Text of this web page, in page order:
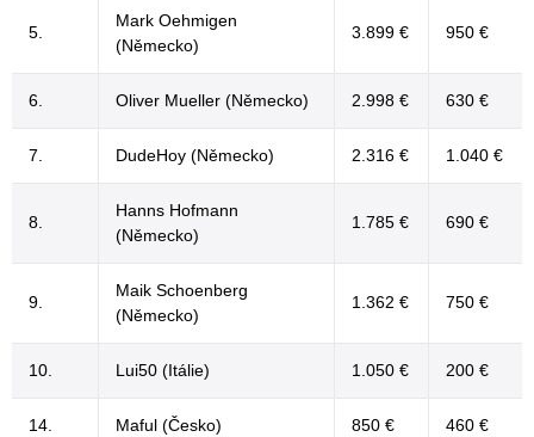
5.
Mark Oehmigen
(Německo)
3.899 € 950 €
6. Oliver Mueller (Německo) 2.998 € 630 €
7. DudeHoy (Německo) 2.316 € 1.040 €
8.
Hanns Hofmann
(Německo)
1.785 € 690 €
9.
Maik Schoenberg
(Německo)
1.362 € 750 €
10. Lui50 (Itálie) 1.050 € 200 €
14. Maful (Česko) 850 € 460 €